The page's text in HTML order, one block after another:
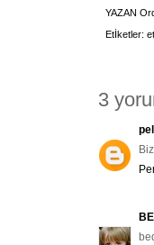
YAZAN
Etİketler:
3